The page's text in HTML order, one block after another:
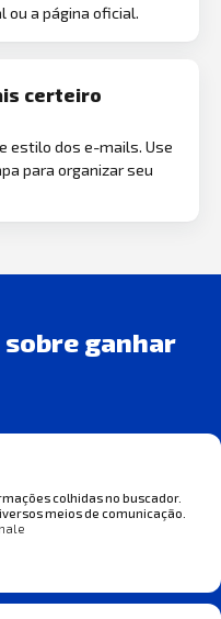
ou a página oficial.
certeiro
estilo dos e-mails. Use
para organizar seu
sobre ganhar
colhidas no buscador.
meios de comunicação.